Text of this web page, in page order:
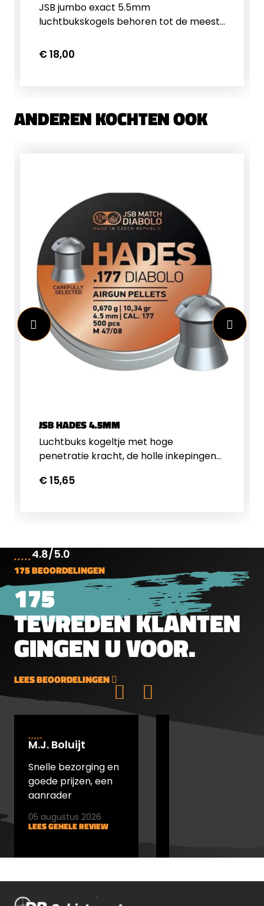
JSB jumbo exact 5.5mm
luchtbukskogels behoren tot de meest
luchtbukskogeltjes op de markt. Deze
€ 18,00
ANDEREN KOCHTEN OOK
JSB HADES 4.5MM
Luchtbuks kogeltje met hoge
penetratie kracht, de holle inkepingen
impact. Gewicht per kogeltje 10,34 grain
€ 15,65
4.8/5.0
175 BEOORDELINGEN
175
TEVREDEN KLANTEN
GINGEN U VOOR.
LEES BEOORDELINGEN
M.J. Boluijt
Snelle bezorging en
goede prijzen, een
aanrader
LEES GEHELE REVIEW
05 augustus 2026